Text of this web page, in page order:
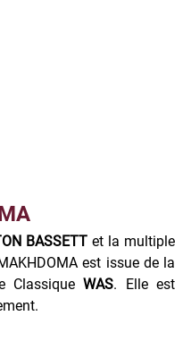
BASSETT et la multiple
est issue de la
Classique WAS. Elle est